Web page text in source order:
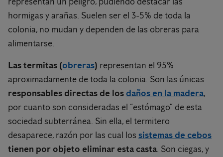
hormigas y arañas. Suelen ser el 3-5% de toda la
colonia, no mudan y dependen de las obreras para
alimentarse.
Las termitas (obreras) representan el 95%
aproximadamente de toda la colonia. Son las únicas
responsables directas de los daños en la madera,
por cuanto son consideradas el “estómago” de esta
sociedad subterránea. Sin ella, el termitero
desaparece, razón por las cual los sistemas de cebos
tienen por objeto eliminar esta casta. Son ciegas, y